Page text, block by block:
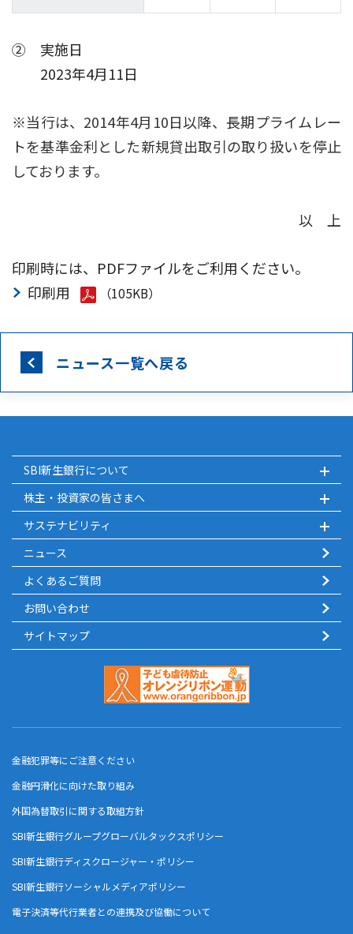
② 実施日
2023年4月11日
※当行は、2014年4月10日以降、長期プライムレー
トを基準金利とした新規貸出取引の取り扱いを停止
しております。
以 上
印刷時には、PDFファイルをご利用ください。
印刷用
（105KB）
ニュース一覧へ戻る
SBI新生銀行について
株主・投資家の皆さまへ
サステナビリティ
ニュース
よくあるご質問
お問い合わせ
サイトマップ
金融犯罪等にご注意ください
金融円滑化に向けた取り組み
外国為替取引に関する取組方針
SBI新生銀行グループグローバルタックスポリシー
SBI新生銀行ディスクロージャー・ポリシー
SBI新生銀行ソーシャルメディアポリシー
電子決済等代行業者との連携及び協働について